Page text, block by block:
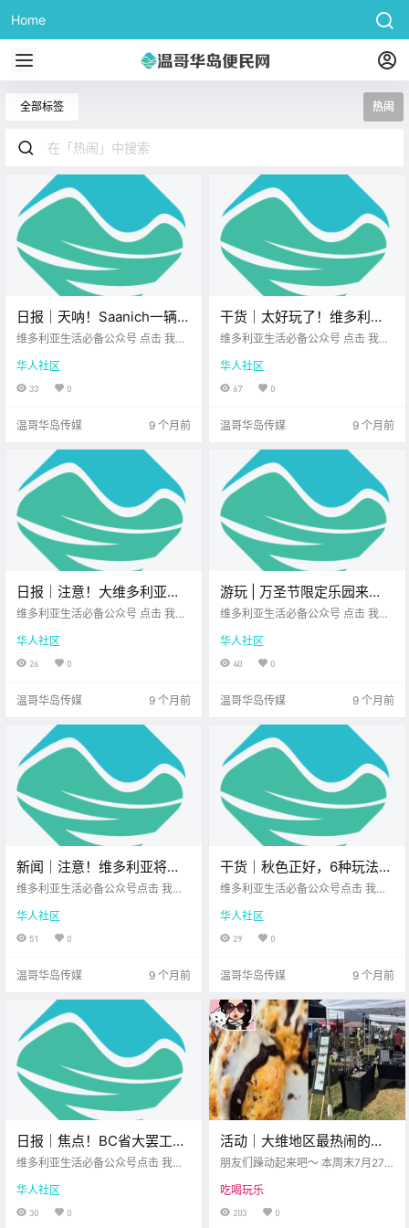
Home
全部标签 热闹
日报｜天呐！Saanich一辆汽
车撞入店内，顾客受伤！维
维多利亚生活必备公众号 点击 我在
我想一直在你身边 公元2025年10月
20日 农历8月29日 星期一 天秤座
华人社区
33 0
温哥华岛传媒 9 个月前
干货｜太好玩了！维多利亚8
个最热闹的南瓜农场，带你
维多利亚生活必备公众号 点击 我在
我想一直在你身边 十月的空气 带着
苹果香气 树叶一夜变金 农场也热闹
华人社区
67 0
温哥华岛传媒 9 个月前
日报｜注意！大维多利亚校
区一教师因对学生不当行为
栋高楼动工！
维多利亚生活必备公众号 点击 我在
想一直在你身边 公元2025年10月21
日 农历9月1日 星期二 天秤座 < 今
日黄历 > 维多利亚本周气象预报（.
华人社区
26 0
温哥华岛传媒 9 个月前
游玩 | 万圣节限定乐园来
啦！在Galey Farms，南
个够！
维多利亚生活必备公众号 点击 我在
想一直在你身边 上周六，我和朋友
去了 Saanich很有名的 Galey Far
ms 一个超级热闹的秋季乐园 那天雨
华人社区
40 0
温哥华岛传媒 9 个月前
新闻｜注意！维多利亚将迎
来强降雨！一直下到周末！
维多利亚生活必备公众号点击 我在
想一直在你身边您值得信赖的地产
经纪 大家周三好呀~ 新的一天照旧
不无聊 快来看看今天 有什么新闻 热
警告 本.
华人社区
51 0
温哥华岛传媒 9 个月前
干货｜秋色正好，6种玩法带
你遇见最美的维多利亚！
维多利亚生活必备公众号点击 我在
我想一直在你身边您值得信赖的地
产经纪 维多利亚的秋天 总有点像走
进一部电影 清晨的雾气从 海上慢慢
在Fernwood .
华人社区
29 0
温哥华岛传媒 9 个月前
日报｜焦点！BC省大罢工继
续扩大，消防员也加入了！
与多案相关！
维多利亚生活必备公众号点击 我在
想一直在你身边北美最大亚洲超市
公元2025年10月22日 农历9月2日
华人社区
30 0
活动｜大维地区最热闹的海
滩派对即将回归！
周末开幕！
朋友们躁动起来吧～ 本周末7月27
海滩派对即将回归！ Colwood的
Eats & Beats活动 将在Colwood的L
吃喝玩乐
203 0